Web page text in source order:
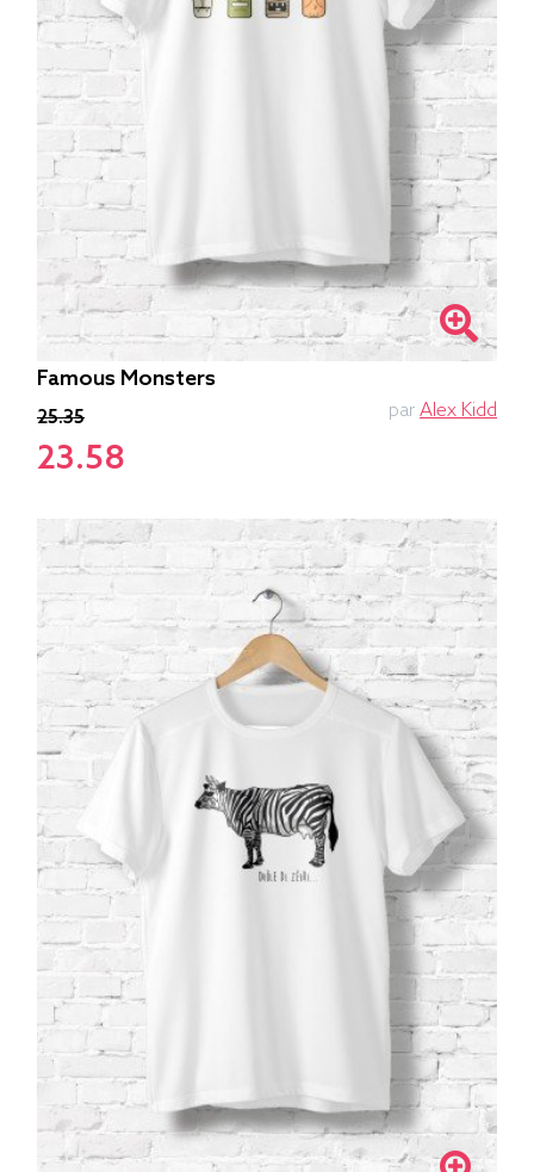
Famous Monsters
25.35
23.58
par Alex Kidd